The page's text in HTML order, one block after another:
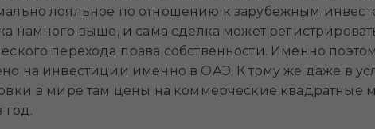
лояльное по отношению к зарубежным
намного выше, и сама сделка может
перехода права собственности. Именно
на инвестиции именно в ОАЭ. К тому же даже в
в мире там цены на коммерческие квадратные
год.